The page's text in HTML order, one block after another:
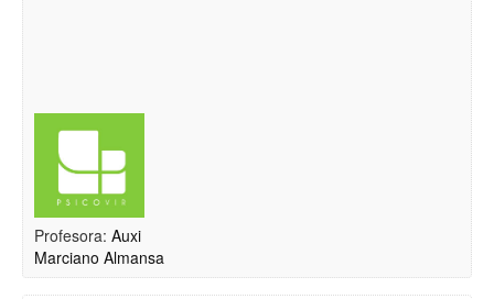
Profesora: Auxi
Marciano Almansa